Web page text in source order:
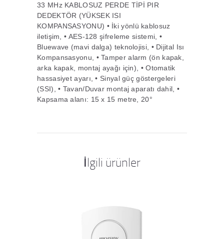
33 MHz KABLOSUZ PERDE TİPİ PIR
DEDEKTÖR (YÜKSEK ISI
KOMPANSASYONU) • İki yönlü kablosuz
iletişim, • AES-128 şifreleme sistemi, •
Bluewave (mavi dalga) teknolojisi, • Dijital Isı
Kompansasyonu, • Tamper alarm (ön kapak,
arka kapak, montaj ayağı için), • Otomatik
hassasiyet ayarı, • Sinyal güç göstergeleri
(SSI), • Tavan/Duvar montaj aparatı dahil, •
Kapsama alanı: 15 x 15 metre, 20°
İlgili ürünler